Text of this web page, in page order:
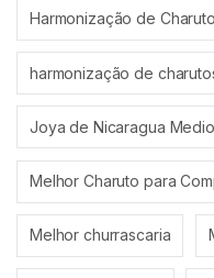
Harmonização de
harmonização de
Joya de Nicaragua
Melhor Charuto para
Melhor churrascaria